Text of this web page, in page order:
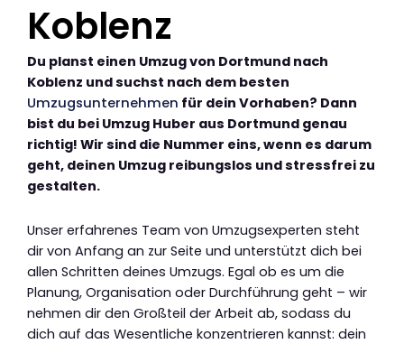
Koblenz
Du planst einen Umzug von Dortmund nach
Koblenz und suchst nach dem besten
Umzugsunternehmen für dein Vorhaben? Dann
bist du bei Umzug Huber aus Dortmund genau
richtig! Wir sind die Nummer eins, wenn es darum
geht, deinen Umzug reibungslos und stressfrei zu
gestalten.
Unser erfahrenes Team von Umzugsexperten steht
dir von Anfang an zur Seite und unterstützt dich bei
allen Schritten deines Umzugs. Egal ob es um die
Planung, Organisation oder Durchführung geht – wir
nehmen dir den Großteil der Arbeit ab, sodass du
dich auf das Wesentliche konzentrieren kannst: dein